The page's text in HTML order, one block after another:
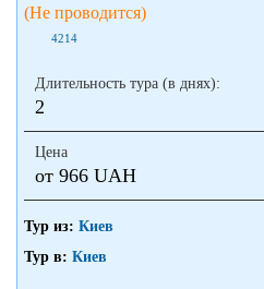
(Не проводится)
4214
Длительность тура (в днях):
2
Цена
от 966 UAH
Тур из: Киев
Тур в: Киев